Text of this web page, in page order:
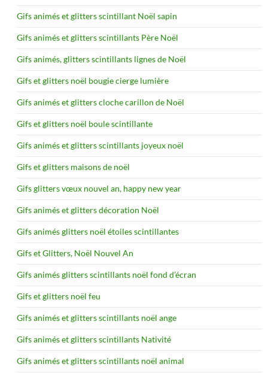
Gifs animés et glitters scintillant Noël sapin
Gifs animés et glitters scintillants Père Noël
Gifs animés, glitters scintillants lignes de Noël
Gifs et glitters noël bougie cierge lumière
Gifs animés et glitters cloche carillon de Noël
Gifs et glitters noël boule scintillante
Gifs animés et glitters scintillants joyeux noël
Gifs et glitters maisons de noël
Gifs glitters vœux nouvel an, happy new year
Gifs animés et glitters décoration Noël
Gifs animés glitters noël étoiles scintillantes
Gifs et Glitters, Noël Nouvel An
Gifs animés glitters scintillants noël fond d’écran
Gifs et glitters noël feu
Gifs animés et glitters scintillants noël ange
Gifs animés et glitters scintillants Nativité
Gifs animés et glitters scintillants noël animal